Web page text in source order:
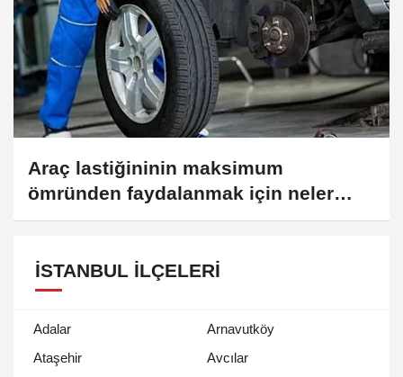
Araç lastiğininin maksimum
ömründen faydalanmak için neler
dikkat edilmeli?
İSTANBUL İLÇELERI
Adalar
Arnavutköy
Ataşehir
Avcılar